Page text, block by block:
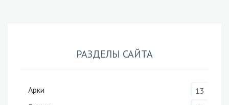
РАЗДЕЛЫ САЙТА
Арки
13